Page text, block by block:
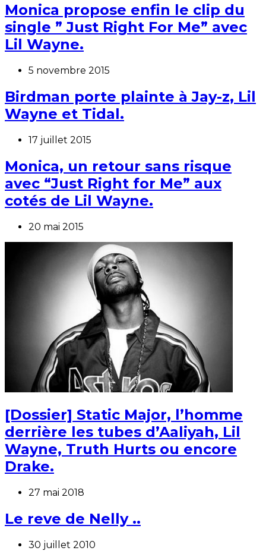
Monica propose enfin le clip du
single ” Just Right For Me” avec
Lil Wayne.
5 novembre 2015
Birdman porte plainte à Jay-z, Lil
Wayne et Tidal.
17 juillet 2015
Monica, un retour sans risque
avec “Just Right for Me” aux
cotés de Lil Wayne.
20 mai 2015
[Dossier] Static Major, l’homme
derrière les tubes d’Aaliyah, Lil
Wayne, Truth Hurts ou encore
Drake.
27 mai 2018
Le reve de Nelly ..
30 juillet 2010